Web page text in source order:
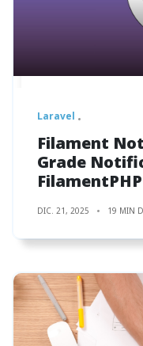
Laravel
Filament
Grade
FilamentPHP
DIC. 21, 2025 19 MIN